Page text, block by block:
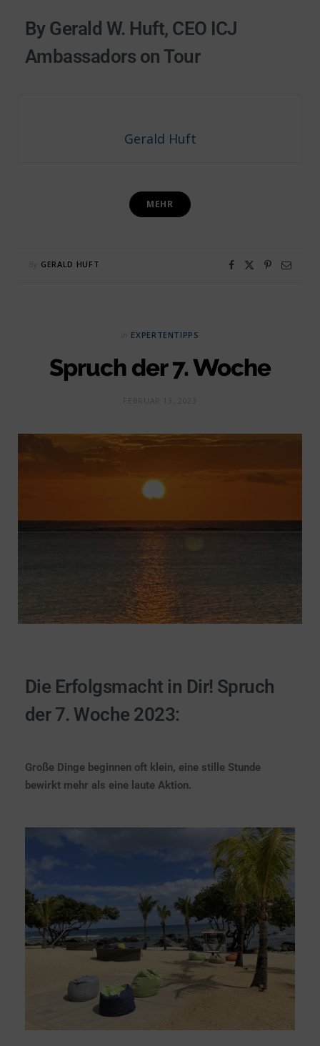
By Gerald W. Huft, CEO ICJ
Ambassadors on Tour
Gerald Huft
MEHR
GERALD HUFT
EXPERTENTIPPS
Spruch der 7. Woche
Die Erfolgsmacht in Dir! Spruch
der 7. Woche 2023:
Große Dinge beginnen oft klein, eine stille Stunde
bewirkt mehr als eine laute Aktion.